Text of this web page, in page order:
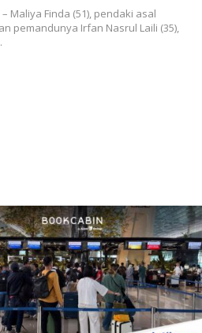
Maliya Finda (51), pendaki asal
pemandunya Irfan Nasrul Laili (35),